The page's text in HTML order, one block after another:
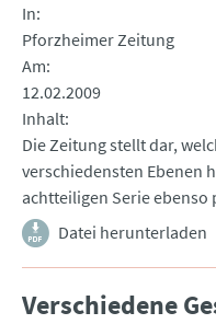
In
Pforzheimer Zeitung
Am
12.02.2009
Inhalt
Die Zeitung stellt dar,
verschiedensten Ebenen
achtteiligen Serie
Datei herunterladen
Verschiedene